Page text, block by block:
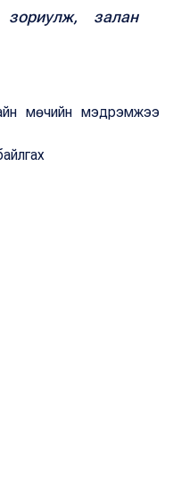
залан
мөчийн мэдрэмжээ